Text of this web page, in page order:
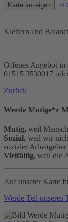
Karte anzeigen | in
Klettern und
Offenes Angebot in
01515 3530017
Zurück
Werde Mutige*r
Mutig, weil
Sozial, weil wir
sozialer Arbeitgeber
Vielfältig, weil die
Auf unserer Karte
Werde Teil unseres